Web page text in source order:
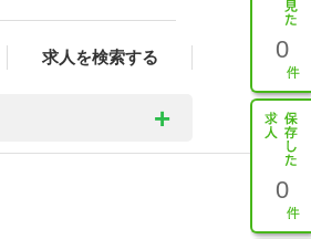
求人を検索する 0
0